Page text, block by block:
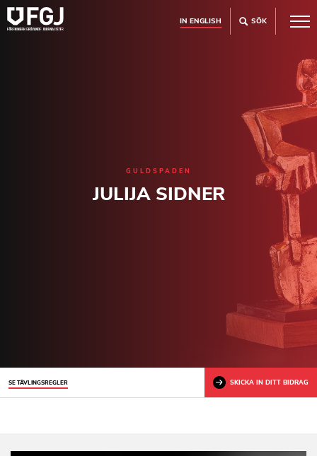
IN ENGLISH SÖK
GULDSPADEN
JULIJA SIDNER
SE TÄVLINGSREGLER SKICKA IN DITT BIDRAG